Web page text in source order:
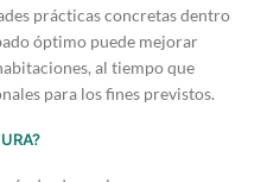
prácticas concretas dentro
óptimo puede mejorar
al tiempo que
para los fines previstos.